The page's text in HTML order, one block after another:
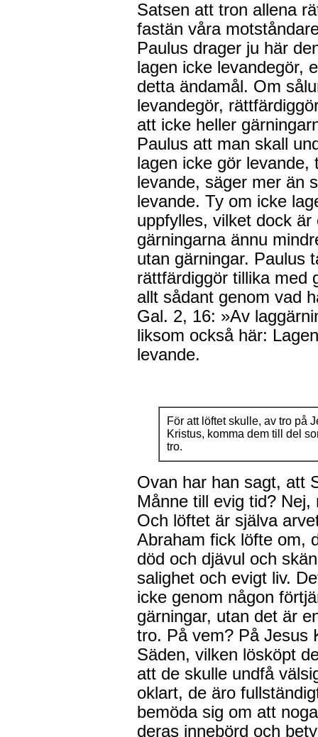
Satsen att tron allena
fastän våra
Paulus drager ju här
lagen icke levandegör,
detta ändamål. Om
levandegör,
att icke heller
Paulus att man skall
lagen icke gör
levande, säger mer än
levande. Ty om icke
uppfylles, vilket dock
gärningarna ännu
utan gärningar. Paulus
rättfärdiggör tillika med
allt sådant genom vad
Gal. 2, 16: »Av
liksom också här:
levande.
För att löftet skulle, av tro på
Kristus, komma dem till del
tro.
Ovan har han sagt, att
Månne till evig tid?
Och löftet är själva
Abraham fick löfte om,
död och djävul och
salighet och evigt liv.
icke genom någon
gärningar, utan det är
tro. På vem? På Jesus
Säden, vilken lösköpt
att de skulle undfå
oklart, de äro
bemöda sig om att
deras innebörd och